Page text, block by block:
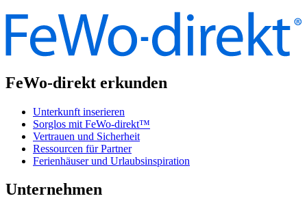
FeWo-direkt erkunden
Unterkunft inserieren
Sorglos mit FeWo-direkt™
Vertrauen und Sicherheit
Ressourcen für Partner
Ferienhäuser und Urlaubsinspiration
Unternehmen